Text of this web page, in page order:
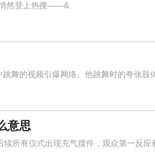
然登上热搜——&
的视频引爆网络。他跳舞时的夸张肢
意思
所有仪式出现充气摆件，观众第一反应